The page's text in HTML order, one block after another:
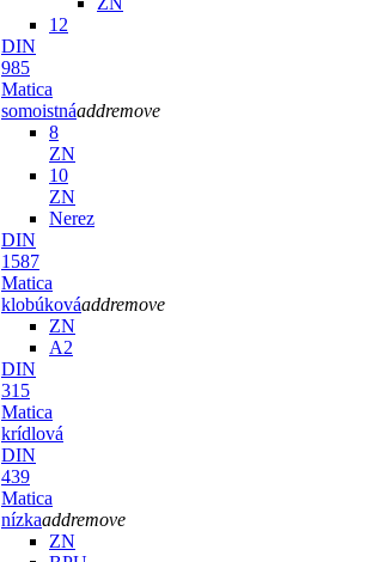
12
DIN
985
Matica
somoistnáaddremove
8
ZN
10
ZN
Nerez
DIN
1587
Matica
klobúkováaddremove
ZN
A2
DIN
315
Matica
krídlová
DIN
439
Matica
nízkaaddremove
ZN